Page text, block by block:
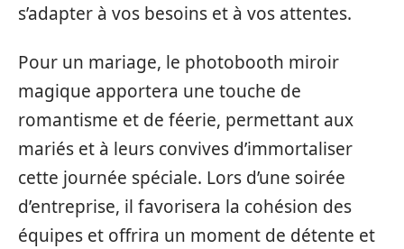
s’adapter à vos besoins et à vos attentes.
Pour un mariage, le photobooth miroir
magique apportera une touche de
romantisme et de féerie, permettant aux
mariés et à leurs convives d’immortaliser
cette journée spéciale. Lors d’une soirée
d’entreprise, il favorisera la cohésion des
équipes et offrira un moment de détente et